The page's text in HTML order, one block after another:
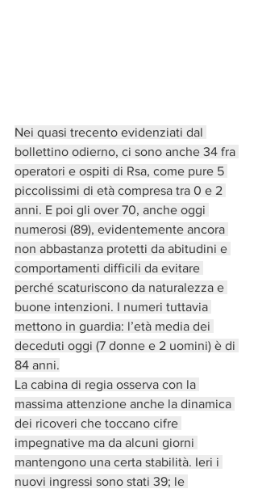
Nei quasi trecento evidenziati dal
bollettino odierno, ci sono anche 34 fra
operatori e ospiti di Rsa, come pure 5
piccolissimi di età compresa tra 0 e 2
anni. E poi gli over 70, anche oggi
numerosi (89), evidentemente ancora
non abbastanza protetti da abitudini e
comportamenti difficili da evitare
perché scaturiscono da naturalezza e
buone intenzioni. I numeri tuttavia
mettono in guardia: l’età media dei
deceduti oggi (7 donne e 2 uomini) è di
84 anni.
La cabina di regia osserva con la
massima attenzione anche la dinamica
dei ricoveri che toccano cifre
impegnative ma da alcuni giorni
mantengono una certa stabilità. Ieri i
nuovi ingressi sono stati 39; le